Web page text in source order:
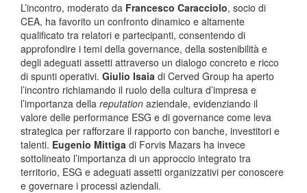
L’incontro, moderato da Francesco Caracciolo, socio di
CEA, ha favorito un confronto dinamico e altamente
qualificato tra relatori e partecipanti, consentendo di
approfondire i temi della governance, della sostenibilità e
degli adeguati assetti attraverso un dialogo concreto e ricco
di spunti operativi. Giulio Isaia di Cerved Group ha aperto
l’incontro richiamando il ruolo della cultura d’impresa e
l’importanza della reputation aziendale, evidenziando il
valore delle performance ESG e di governance come leva
strategica per rafforzare il rapporto con banche, investitori e
talenti. Eugenio Mittiga di Forvis Mazars ha invece
sottolineato l’importanza di un approccio integrato tra
territorio, ESG e adeguati assetti organizzativi per conoscere
e governare i processi aziendali.